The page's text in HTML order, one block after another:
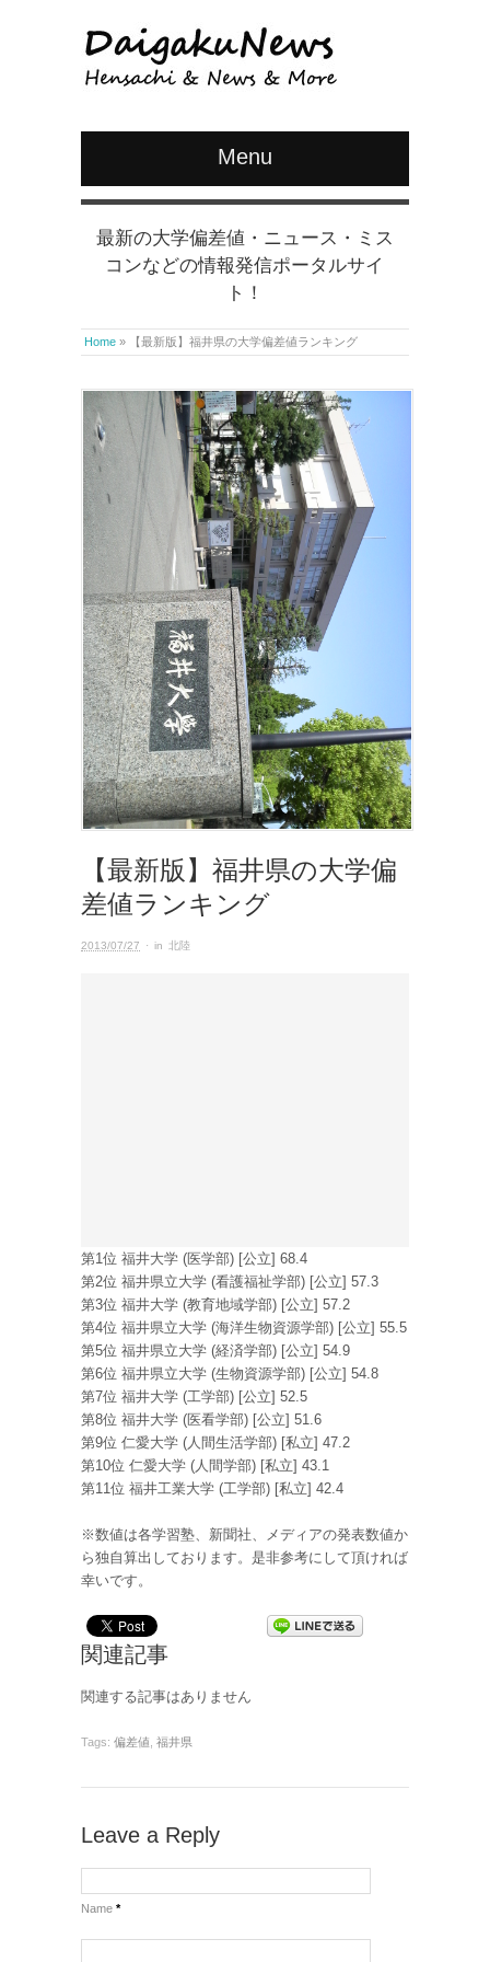
Menu
最新の大学偏差値・ニュース・ミス
コンなどの情報発信ポータルサイ
ト！
Home » 【最新版】福井県の大学偏差値ランキング
【最新版】福井県の大学偏
差値ランキング
2013/07/27 · in 北陸
第1位 福井大学 (医学部) [公立] 68.4
第2位 福井県立大学 (看護福祉学部) [公立] 57.3
第3位 福井大学 (教育地域学部) [公立] 57.2
第4位 福井県立大学 (海洋生物資源学部) [公立] 55.5
第5位 福井県立大学 (経済学部) [公立] 54.9
第6位 福井県立大学 (生物資源学部) [公立] 54.8
第7位 福井大学 (工学部) [公立] 52.5
第8位 福井大学 (医看学部) [公立] 51.6
第9位 仁愛大学 (人間生活学部) [私立] 47.2
第10位 仁愛大学 (人間学部) [私立] 43.1
第11位 福井工業大学 (工学部) [私立] 42.4
※数値は各学習塾、新聞社、メディアの発表数値か
ら独自算出しております。是非参考にして頂ければ
幸いです。
関連記事
関連する記事はありません
Tags: 偏差値 福井県
Leave a Reply
Name *